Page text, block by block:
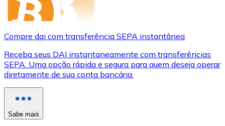
Compre dai com transferência SEPA instantânea
Receba seus DAI instantaneamente com transferências
SEPA. Uma opção rápida e segura para quem deseja operar
diretamente de sua conta bancária.
Sabe mais